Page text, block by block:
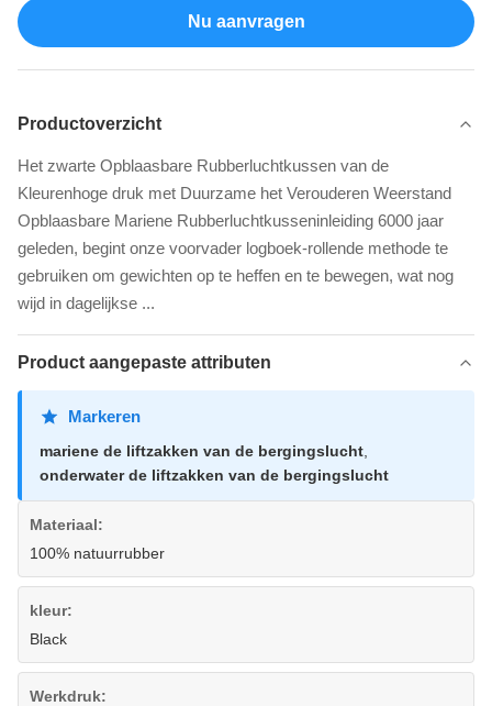
Nu aanvragen
Productoverzicht
Het zwarte Opblaasbare Rubberluchtkussen van de
Kleurenhoge druk met Duurzame het Verouderen Weerstand
Opblaasbare Mariene Rubberluchtkusseninleiding 6000 jaar
geleden, begint onze voorvader logboek-rollende methode te
gebruiken om gewichten op te heffen en te bewegen, wat nog
wijd in dagelijkse ...
Product aangepaste attributen
Markeren
mariene de liftzakken van de bergingslucht
onderwater de liftzakken van de bergingslucht
Materiaal:
100% natuurrubber
kleur:
Black
Werkdruk: